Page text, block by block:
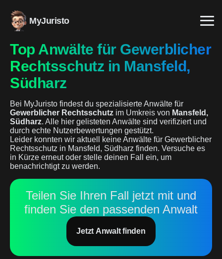
MyJuristo
Top Anwälte für Gewerblicher
Rechtsschutz in Mansfeld,
Südharz
Bei MyJuristo findest du spezialisierte Anwälte für
Gewerblicher Rechtsschutz im Umkreis von Mansfeld,
Südharz. Alle hier gelisteten Anwälte sind verifiziert und
durch echte Nutzerbewertungen gestützt.
Leider konnten wir aktuell keine Anwälte für Gewerblicher
Rechtsschutz in Mansfeld, Südharz finden. Versuche es
in Kürze erneut oder stelle deinen Fall ein, um
benachrichtigt zu werden.
Teilen Sie Ihren Fall jetzt mit und
finden Sie den passenden Anwalt
Jetzt Anwalt finden